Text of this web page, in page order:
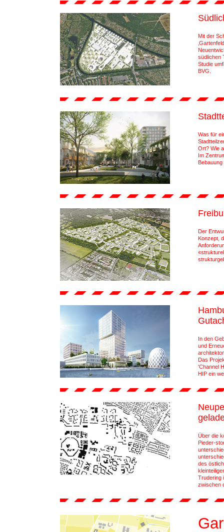
Mit der
südlichen
Studie
BVG.
Was für
Ort? Wie
Im
Bebauung
Der
Konzept,
In den
und
Das
'Channel
HIP ein
Über die
Pieder-
des
Trudering
zwischen